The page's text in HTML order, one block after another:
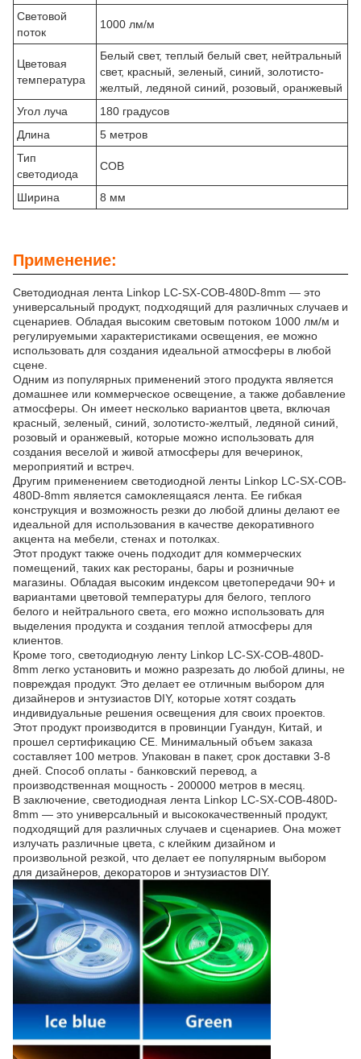
Световой
поток
1000 лм/м
Цветовая
температура
Белый свет, теплый белый свет, нейтральный
свет, красный, зеленый, синий, золотисто-
желтый, ледяной синий, розовый, оранжевый
Угол луча
180 градусов
Длина
5 метров
Тип
светодиода
COB
Ширина 8 мм
Применение:
Светодиодная лента Linkop LC-SX-COB-480D-8mm — это
универсальный продукт, подходящий для различных случаев и
сценариев. Обладая высоким световым потоком 1000 лм/м и
регулируемыми характеристиками освещения, ее можно
использовать для создания идеальной атмосферы в любой
сцене.
Одним из популярных применений этого продукта является
домашнее или коммерческое освещение, а также добавление
атмосферы. Он имеет несколько вариантов цвета, включая
красный, зеленый, синий, золотисто-желтый, ледяной синий,
розовый и оранжевый, которые можно использовать для
создания веселой и живой атмосферы для вечеринок,
мероприятий и встреч.
Другим применением светодиодной ленты Linkop LC-SX-COB-
480D-8mm является самоклеящаяся лента. Ее гибкая
конструкция и возможность резки до любой длины делают ее
идеальной для использования в качестве декоративного
акцента на мебели, стенах и потолках.
Этот продукт также очень подходит для коммерческих
помещений, таких как рестораны, бары и розничные
магазины. Обладая высоким индексом цветопередачи 90+ и
вариантами цветовой температуры для белого, теплого
белого и нейтрального света, его можно использовать для
выделения продукта и создания теплой атмосферы для
клиентов.
Кроме того, светодиодную ленту Linkop LC-SX-COB-480D-
8mm легко установить и можно разрезать до любой длины, не
повреждая продукт. Это делает ее отличным выбором для
дизайнеров и энтузиастов DIY, которые хотят создать
индивидуальные решения освещения для своих проектов.
Этот продукт производится в провинции Гуандун, Китай, и
прошел сертификацию CE. Минимальный объем заказа
составляет 100 метров. Упакован в пакет, срок доставки 3-8
дней. Способ оплаты - банковский перевод, а
производственная мощность - 200000 метров в месяц.
В заключение, светодиодная лента Linkop LC-SX-COB-480D-
8mm — это универсальный и высококачественный продукт,
подходящий для различных случаев и сценариев. Она может
излучать различные цвета, с клейким дизайном и
произвольной резкой, что делает ее популярным выбором
для дизайнеров, декораторов и энтузиастов DIY.